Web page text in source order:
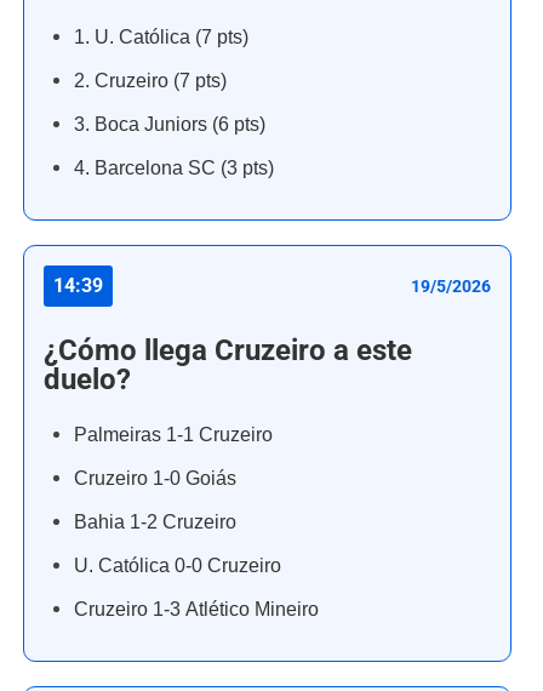
1. U. Católica (7 pts)
2. Cruzeiro (7 pts)
3. Boca Juniors (6 pts)
4. Barcelona SC (3 pts)
14:39 19/5/2026
¿Cómo llega Cruzeiro a este
duelo?
Palmeiras 1-1 Cruzeiro
Cruzeiro 1-0 Goiás
Bahia 1-2 Cruzeiro
U. Católica 0-0 Cruzeiro
Cruzeiro 1-3 Atlético Mineiro